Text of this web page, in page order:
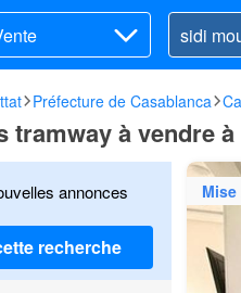
Préfecture de Casablanca
tramway à vendre
annonces
recherche